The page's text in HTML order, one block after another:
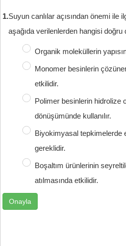
1.Suyun canlılar açısından önemi ile
aşağıda verilenlerden hangisi doğru
Organik moleküllerin
Monomer besinlerin
etkilidir.
Polimer besinlerin hidrolize
dönüşümünde kullanılır.
Biyokimyasal tepkimelerde
gereklidir.
Boşaltım ürünlerinin
atılmasında etkilidir.